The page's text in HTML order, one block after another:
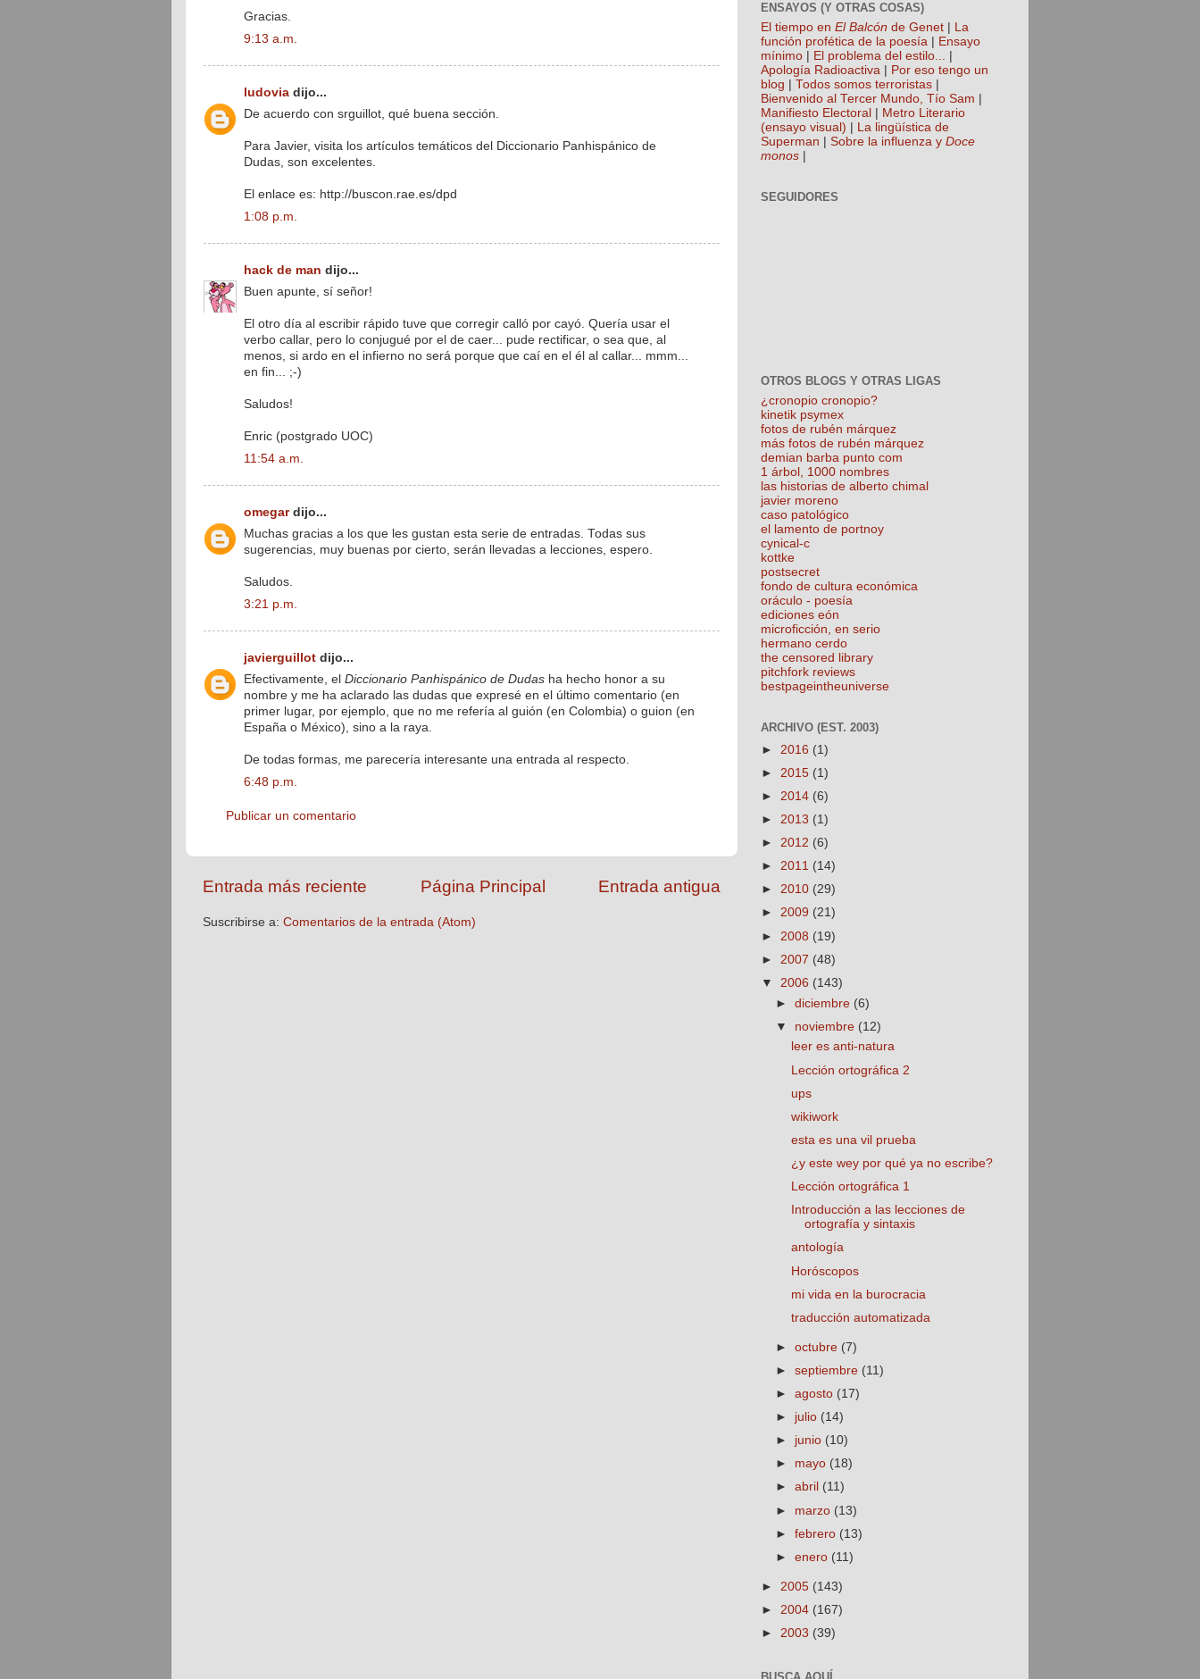
Gracias.
9:13 a.m.
ludovia dijo...
De acuerdo con srguillot, qué buena sección.
Para Javier, visita los artículos temáticos del Diccionario Panhispánico de
Dudas, son excelentes.
El enlace es: http://buscon.rae.es/dpd
1:08 p.m.
hack de man dijo...
Buen apunte, sí señor!
El otro día al escribir rápido tuve que corregir calló por cayó. Quería usar el
verbo callar, pero lo conjugué por el de caer... pude rectificar, o sea que, al
menos, si ardo en el infierno no será porque que caí en el él al callar... mmm...
en fin... ;-)
Saludos!
Enric (postgrado UOC)
11:54 a.m.
omegardijo...
Muchas gracias a los que les gustan esta serie de entradas. Todas sus
sugerencias, muy buenas por cierto, serán llevadas a lecciones, espero.
Saludos.
3:21 p.m.
javierguillot dijo...
Efectivamente, el Diccionario Panhispánico de Dudas ha hecho honor a su
nombre y me ha aclarado las dudas que expresé en el último comentario (en
primer lugar, por ejemplo, que no me refería al guión (en Colombia) o guion (en
España o México), sino a la raya.
De todas formas, me parecería interesante una entrada al respecto.
6:48 p.m.
Publicar un comentario
Entrada más reciente Entrada antigua
Página Principal
Suscribirse a: Comentarios de la entrada (Atom)
ENSAYOS (Y OTRAS COSAS)
El tiempo en El Balcón de Genet | La
función profética de la poesía | Ensayo
mínimo | El problema del estilo...
|
Apología Radioactiva | Por eso tengo un
blog | Todos somos terroristas |
Bienvenido al Tercer Mundo, Tío Sam |
Manifiesto Electoral | Metro Literario
(ensayo visual) | La lingüística de
Superman | Sobre la influenza y Doce
monos |
SEGUIDORES
OTROS BLOGS Y OTRAS LIGAS
¿cronopio cronopio?
kinetik psymex
fotos de rubén márquez
más fotos de rubén márquez
demian barba punto com
1 árbol, 1000 nombres
las historias de alberto chimal
javier moreno
caso patológico
el lamento de portnoy
cynical-c
kottke
postsecret
fondo de cultura económica
oráculo - poesía
ediciones eón
microficción, en serio
hermano cerdo
the censored library
pitchfork reviews
bestpageintheuniverse
ARCHIVO (EST. 2003)
► 2016 (1)
► 2015 (1)
► 2014 (6)
► 2013 (1)
► 2012 (6)
► 2011 (14)
► 2010 (29)
► 2009 (21)
► 2008 (19)
► 2007 (48)
▼ 2006 (143)
►diciembre (6)
▼ noviembre (12)
leer es anti-natura
Lección ortográfica 2
ups
wikiwork
esta es una vil prueba
¿y este wey por qué ya no escribe?
Lección ortográfica 1
Introducción a las lecciones de
ortografía y sintaxis
antología
Horóscopos
mi vida en la burocracia
traducción automatizada
►octubre (7)
►septiembre (11)
►agosto (17)
► julio (14)
► junio (10)
► mayo (18)
►abril (11)
► marzo (13)
►febrero (13)
►enero (11)
► 2005 (143)
► 2004 (167)
► 2003 (39)